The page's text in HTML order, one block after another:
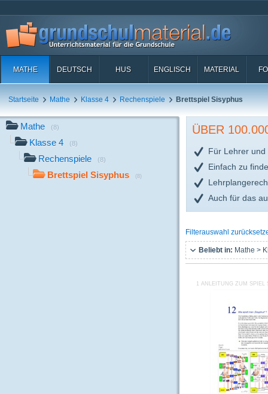
MATHE DEUTSCH HUS ENGLISCH MATERIAL
Startseite Mathe Klasse 4 Rechenspiele Brettspiel Sisyphus
Mathe (8)
Klasse 4 (8)
Rechenspiele (8)
Brettspiel Sisyphus (8)
ÜBER
Für Lehrer und
Einfach zu
Auch für das
Filterauswahl
Beliebt in: Mathe >
1 ANLEITUNG ZUM SPIEL